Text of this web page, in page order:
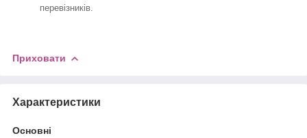
перевізників.
Приховати
Характеристики
Основні